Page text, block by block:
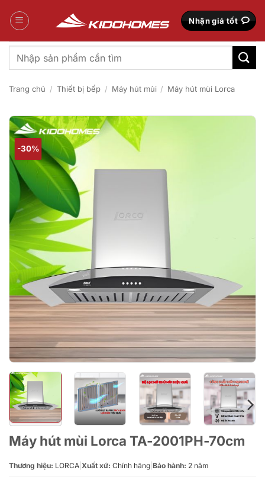
qua
Nhận giá tốt
Tìm
kiếm:
Trang chủ / Thiết bị bếp / Máy hút mùi / Máy hút mùi Lorca
-30%
Máy hút mùi Lorca TA-2001PH-70cm
Thương hiệu: LORCA Xuất xứ: Chính hãng Bảo hành: 2 năm